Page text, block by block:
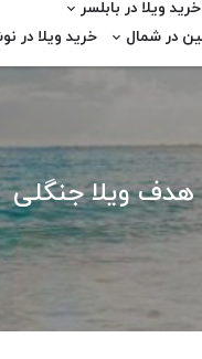
خرید ویلا در بابلسر
در شمال
خرید ویلا در
هدف ویلا جنگلی